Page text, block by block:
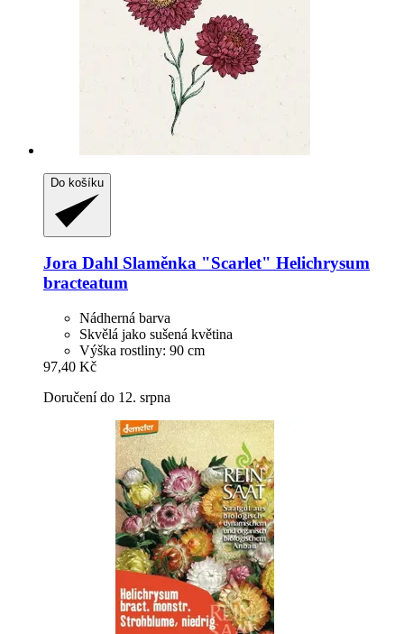
Do košíku
Jora Dahl Slaměnka "Scarlet" Helichrysum
bracteatum
Nádherná barva
Skvělá jako sušená květina
Výška rostliny: 90 cm
97,40 Kč
Doručení do 12. srpna